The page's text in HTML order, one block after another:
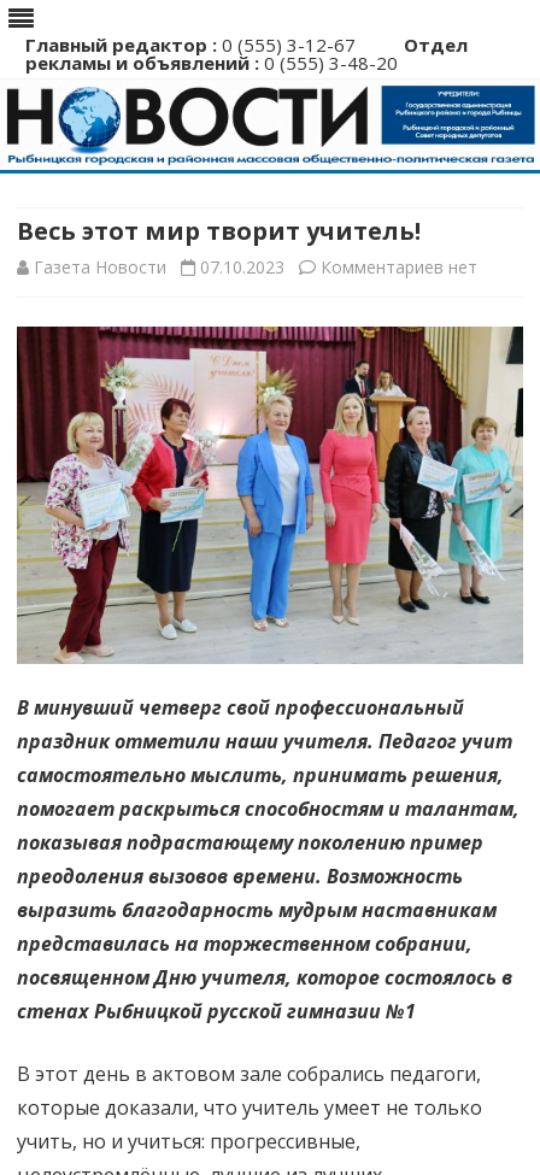
Главный редактор : 0 (555) 3-12-67 Отдел
рекламы и объявлений : 0 (555) 3-48-20
Перейти
Весь этот мир творит учитель!
Газета Новости 07.10.2023 Комментариев к
Весь
этот
мир
творит
учитель!
нет
В минувший четверг свой профессиональный
праздник отметили наши учителя. Педагог учит
самостоятельно мыслить, принимать решения,
помогает раскрыться способностям и талантам,
показывая подрастающему поколению пример
преодоления вызовов времени. Возможность
выразить благодарность мудрым наставникам
представилась на торжественном собрании,
посвященном Дню учителя, которое состоялось в
стенах Рыбницкой русской гимназии №1
В этот день в актовом зале собрались педагоги,
которые доказали, что учитель умеет не только
учить, но и учиться: прогрессивные,